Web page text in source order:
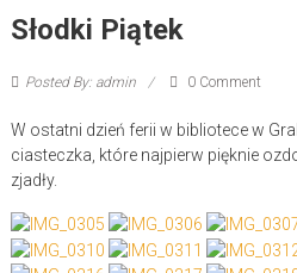
zespół
bibliotek
mieszczący
w
Powiecie
Żarskim.
Słodki Piątek
Posted By: admin 0 Comment
W ostatni dzień ferii w bibliotece w
ciasteczka, które najpierw pięknie
zjadły.